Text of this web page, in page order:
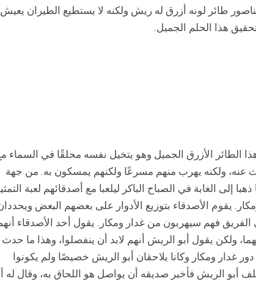
طائر لونه أزرق له ريش ولكنه لا يستطيع الطيران يعيش
هذا الحلم الجميل.
الطائر الأزرق الجميل وهو يتخيل نفسه محلقًا في السماء
عنه، ولكنه يهرب منهم مسرعًا ولكنهم يمسكون به. من جهة
إلى الغابة في الصباح الباكر ليلعبا مع أصدقائهم لعبة
يقوم الأصدقاء بتوزيع الأدوار على بعضهم البعض
الفريق فهم سيهربون من غدار ومكار. يقول أحد الأصدقاء
ولكن يقول أبو الريش أنهم لابد أن ينفصلوا، وهذا ما حدث
غدار ومكار وكانا يلاحقان أبو الريش خصيصًا ولم يكونوا
أبو الريش فأخبر صديقه أن يواصل هو اللحاق به، وقال له